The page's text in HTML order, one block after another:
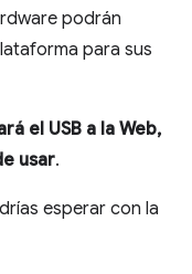
podrán
para sus
el USB a la Web,
usar.
esperar con la